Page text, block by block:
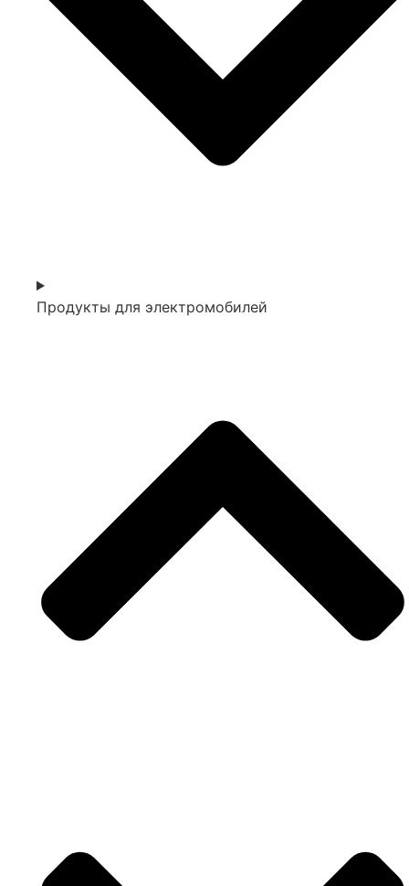
Продукты для электромобилей